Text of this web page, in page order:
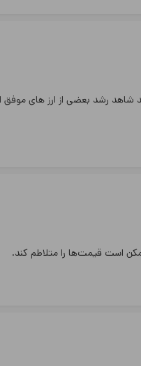
شاهد رشد بعضی از ارز های موفق